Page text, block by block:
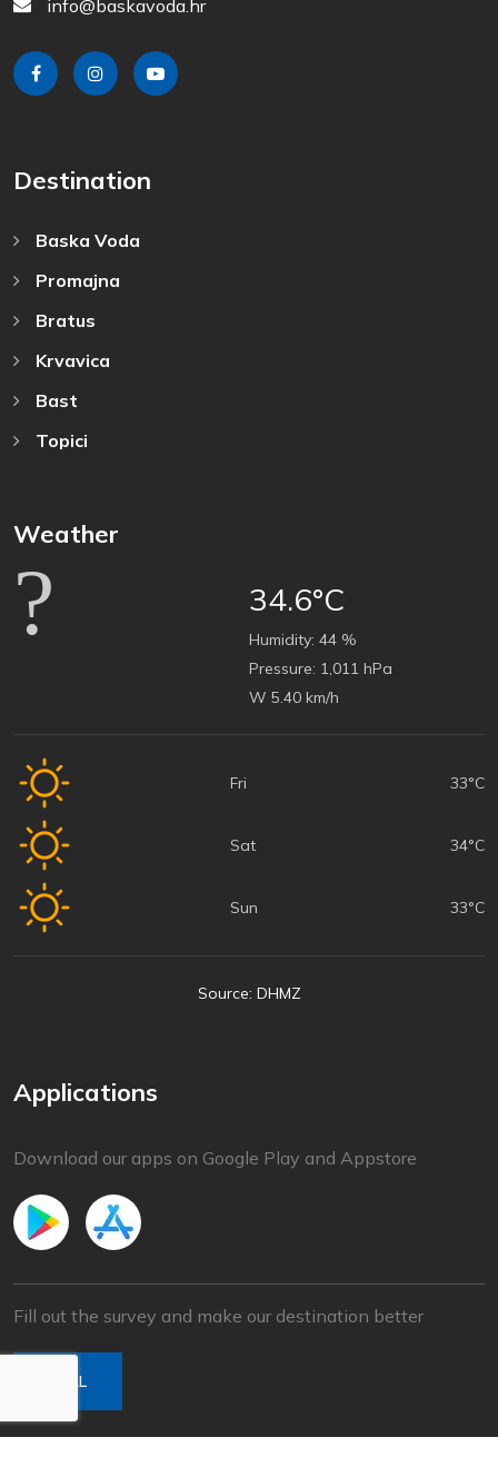
info@baskavoda.hr
Destination
Baska Voda
Promajna
Bratus
Krvavica
Bast
Topici
Weather
34.6°C
Humidity: 44 %
Pressure: 1,011 hPa
W 5.40 km/h
Fri 33°C
Sat 34°C
Sun 33°C
Source: DHMZ
Applications
Download our apps on Google Play and Appstore
Fill out the survey and make our destination better
POLL